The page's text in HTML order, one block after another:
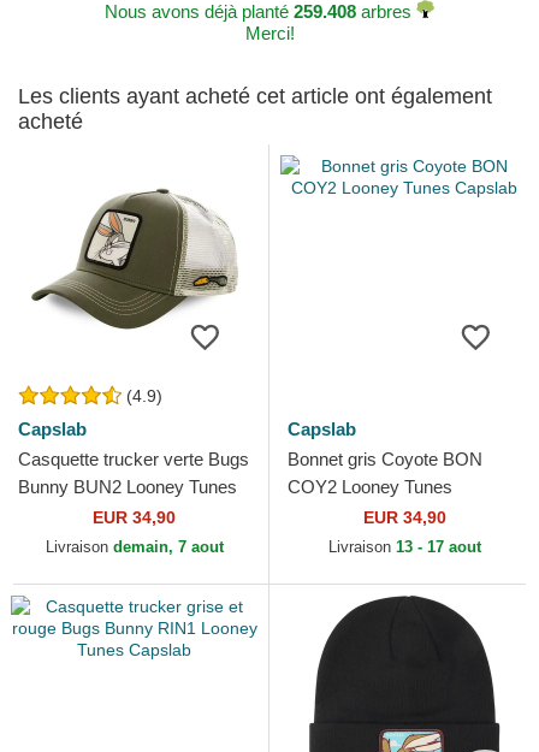
Nous avons déjà planté 259.408 arbres
Merci!
Les clients ayant acheté cet article ont également
acheté
(4.9)
Capslab
Casquette trucker verte Bugs
Bunny BUN2 Looney Tunes
EUR 34,90
Livraison demain, 7 aout
Capslab
Bonnet gris Coyote BON
COY2 Looney Tunes
EUR 34,90
Livraison 13 - 17 aout